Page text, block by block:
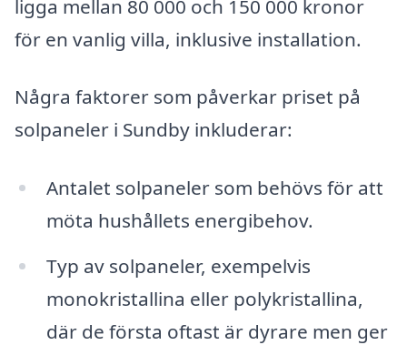
ligga mellan 80 000 och 150 000 kronor
för en vanlig villa, inklusive installation.
Några faktorer som påverkar priset på
solpaneler i Sundby inkluderar:
Antalet solpaneler som behövs för att
möta hushållets energibehov.
Typ av solpaneler, exempelvis
monokristallina eller polykristallina,
där de första oftast är dyrare men ger